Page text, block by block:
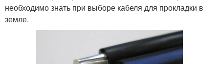
необходимо знать при выборе кабеля для прокладки в
земле.